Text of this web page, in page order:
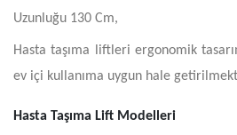
Uzunluğu 130 Cm,
Hasta taşıma liftleri ergonomik
ev içi kullanıma uygun hale
Hasta Taşıma Lift Modelleri